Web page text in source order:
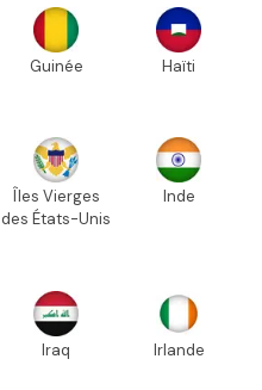
Guinée Haïti
Îles Vierges
des États-Unis
Inde
Iraq Irlande